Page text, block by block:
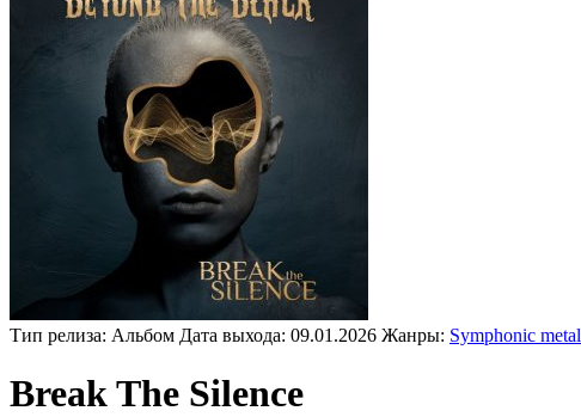
Тип релиза: Альбом Дата выхода: 09.01.2026 Жанры: Symphonic metal
Break The Silence